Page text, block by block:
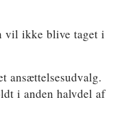
vil ikke blive taget i
ansættelsesudvalg.
i anden halvdel af